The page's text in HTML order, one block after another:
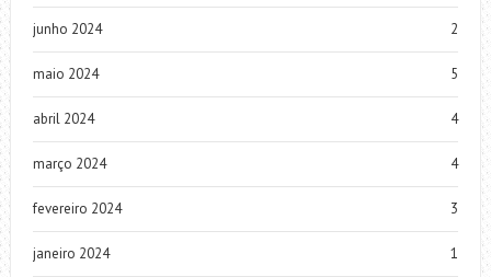
junho 2024 2
maio 2024 5
abril 2024 4
março 2024 4
fevereiro 2024 3
janeiro 2024 1